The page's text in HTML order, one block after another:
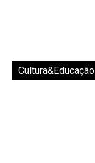
Cultura&Educação